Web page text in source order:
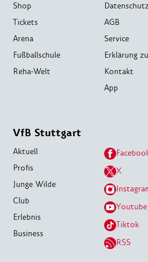
Shop
Tickets
Arena
Fußballschule
Reha-Welt
Datenschutz
AGB
Service
Erklärung
Kontakt
App
VfB Stuttgart
Aktuell
Profis
Junge Wilde
Club
Erlebnis
Business
X
Youtube
Tiktok
RSS